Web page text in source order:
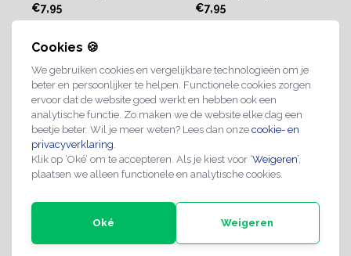
Cookies 🍪
We gebruiken cookies en vergelijkbare technologieën om je
beter en persoonlijker te helpen. Functionele cookies zorgen
ervoor dat de website goed werkt en hebben ook een
analytische functie. Zo maken we de website elke dag een
beetje beter. Wil je meer weten? Lees dan onze cookie- en
privacyverklaring
Klik op ‘Oké’ om te accepteren. Als je kiest voor ‘Weigeren’,
plaatsen we alleen functionele en analytische cookies.
Oké Weigeren
€7,95
Direct leverbaar
€7,95